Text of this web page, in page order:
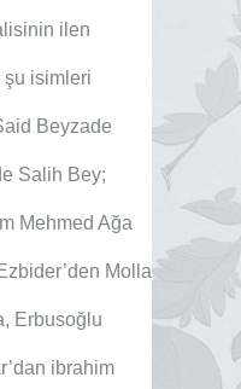
ilen
şu isimleri
Beyzade
Salih Bey;
Mehmed Ağa
Molla
Erbusoğlu
ibrahim